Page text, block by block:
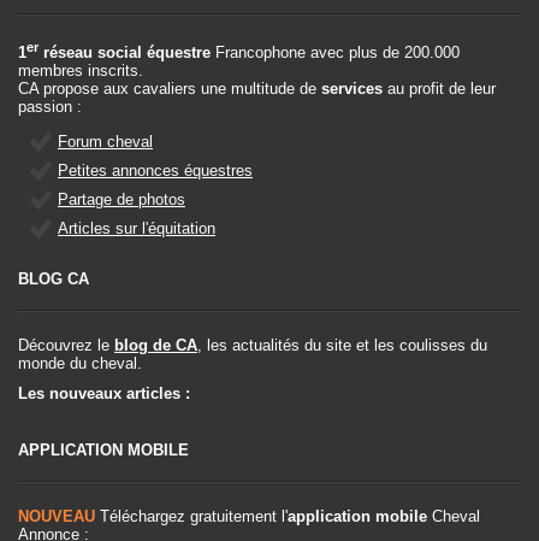
1er réseau social équestre Francophone avec plus de 200.000
membres inscrits.
CA propose aux cavaliers une multitude de services au profit de leur
passion :
Forum cheval
Petites annonces équestres
Partage de photos
Articles sur l'équitation
BLOG CA
Découvrez le blog de CA, les actualités du site et les coulisses du
monde du cheval.
Les nouveaux articles :
APPLICATION MOBILE
NOUVEAU Téléchargez gratuitement l'application mobile Cheval
Annonce :